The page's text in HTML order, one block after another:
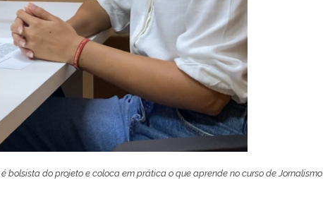
bolsista do projeto e coloca em prática o que aprende no curso de Jornalismo